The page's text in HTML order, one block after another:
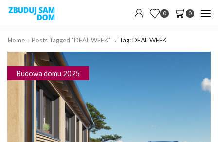
0 0
Home Posts Tagged "DEAL WEEK" Tag: DEAL WEEK
Budowa domu 2025